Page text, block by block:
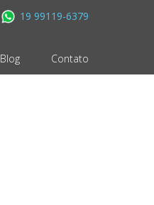
Blog Contato
19 99119-6379